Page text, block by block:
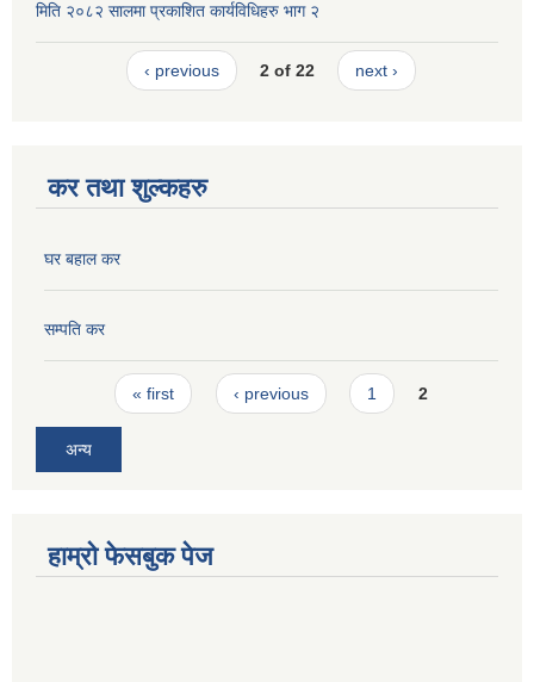
मिति २०८२ सालमा प्रकाशित कार्यविधिहरु भाग २
‹ previous 2 of 22 next ›
कर तथा शुल्कहरु
घर बहाल कर
सम्पति कर
Pages« first ‹ previous 1 2
अन्य
हाम्रो फेसबुक पेज